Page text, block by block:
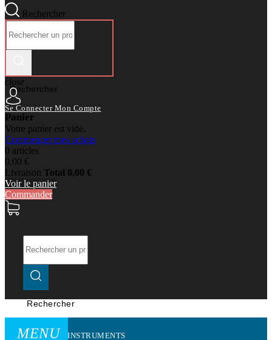
Rechercher
Rechercher
close
Se Connecter Mon Compte
Panier
Votre panier est vide.
Commencer mes achats
0 articles
0,00 €
Livraison Total 0,00 €
Voir le panier
Commander
Rechercher
MENU INSTRUMENTS